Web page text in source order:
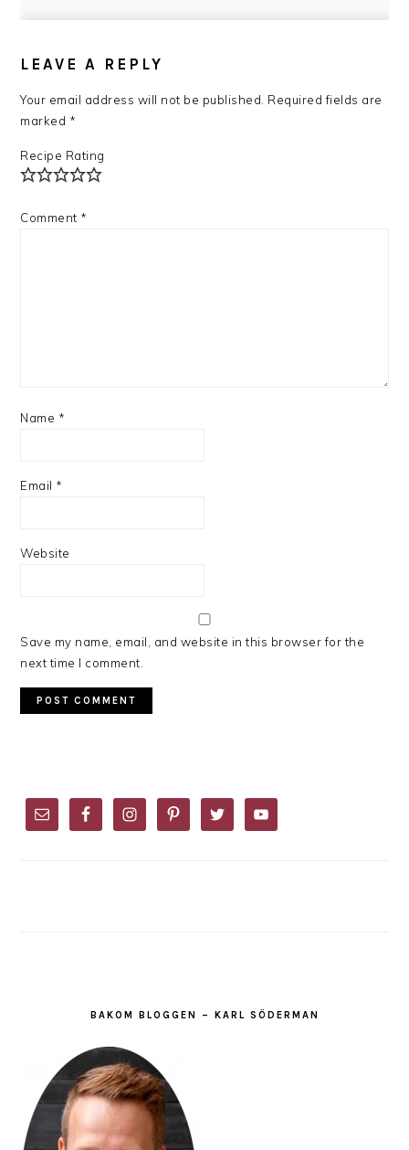
INTERACTIONS
LEAVE A REPLY
Your email address will not be published. Required fields are
marked *
Recipe Rating
Comment *
Name *
Email *
Website
Save my name, email, and website in this browser for the
next time I comment.
SIDEBAR
BAKOM BLOGGEN – KARL SÖDERMAN